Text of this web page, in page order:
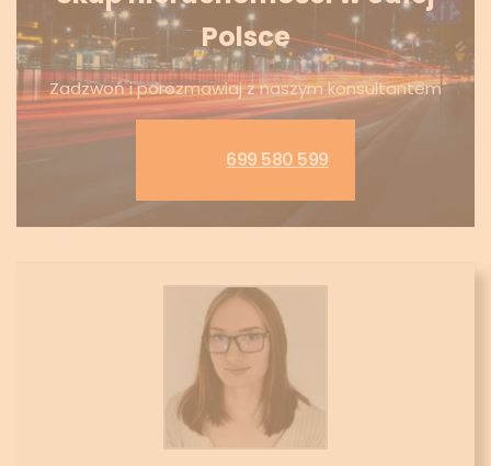
Polsce
Zadzwoń i porozmawiaj z naszym konsultantem
699 580 599